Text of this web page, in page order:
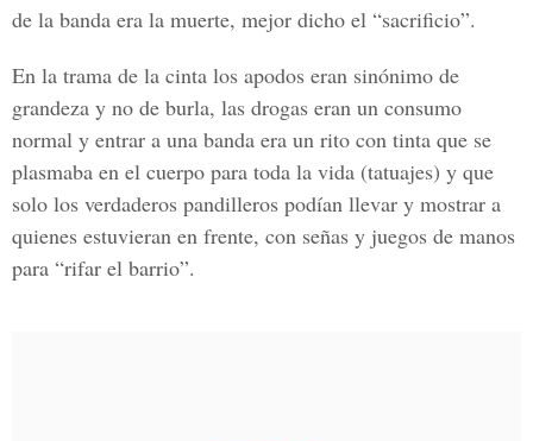
de la banda era la muerte, mejor dicho el “sacrificio”.
En la trama de la cinta los apodos eran sinónimo de
grandeza y no de burla, las drogas eran un consumo
normal y entrar a una banda era un rito con tinta que se
plasmaba en el cuerpo para toda la vida (tatuajes) y que
solo los verdaderos pandilleros podían llevar y mostrar a
quienes estuvieran en frente, con señas y juegos de manos
para “rifar el barrio”.